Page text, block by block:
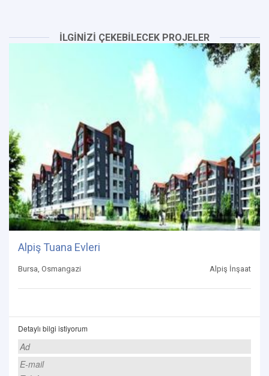
İLGİNİZİ ÇEKEBİLECEK PROJELER
Alpiş Tuana Evleri
Bursa, Osmangazi Alpiş İnşaat
Detaylı bilgi istiyorum